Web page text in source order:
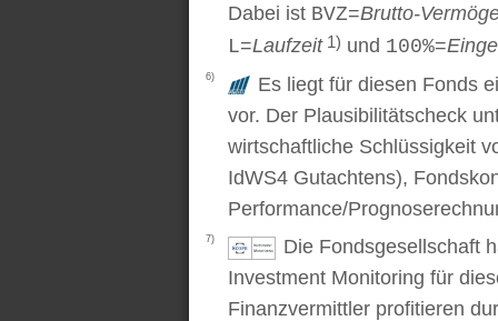
Dabei ist BVZ=Brutto-
L=Laufzeit1) und 100%=
6)
Es liegt für diesen Fonds
vor. Der Plausibilitätscheck
wirtschaftliche Schlüssigkeit
IdWS4 Gutachtens),
Performance/
7)
Die Fondsgesellschaft
Investment Monitoring für
Finanzvermittler profitieren